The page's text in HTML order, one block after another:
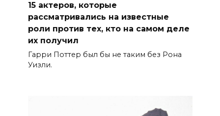
15 актеров, которые
рассматривались на известные
роли против тех, кто на самом деле
их получил
Гарри Поттер был бы не таким без Рона
Уизли.